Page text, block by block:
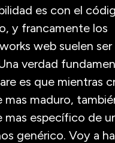
es con el
y francamente los
web suelen ser
verdad
es que mientras
mas maduro,
mas específico de
genérico. Voy a